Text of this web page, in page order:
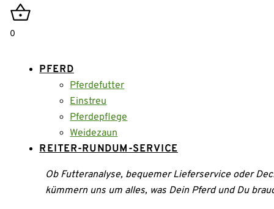
0
PFERD
Pferdefutter
Einstreu
Pferdepflege
Weidezaun
REITER-RUNDUM-SERVICE
Ob Futteranalyse, bequemer Lieferservice oder
kümmern uns um alles, was Dein Pferd und Du